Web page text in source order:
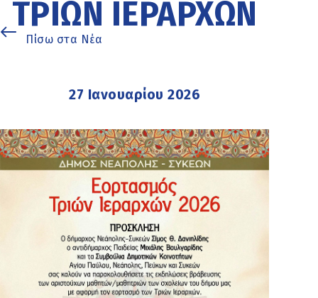
ΤΡΙΏΝ ΙΕΡΑΡΧΏΝ
Πίσω στα Νέα
27 Ιανουαρίου 2026